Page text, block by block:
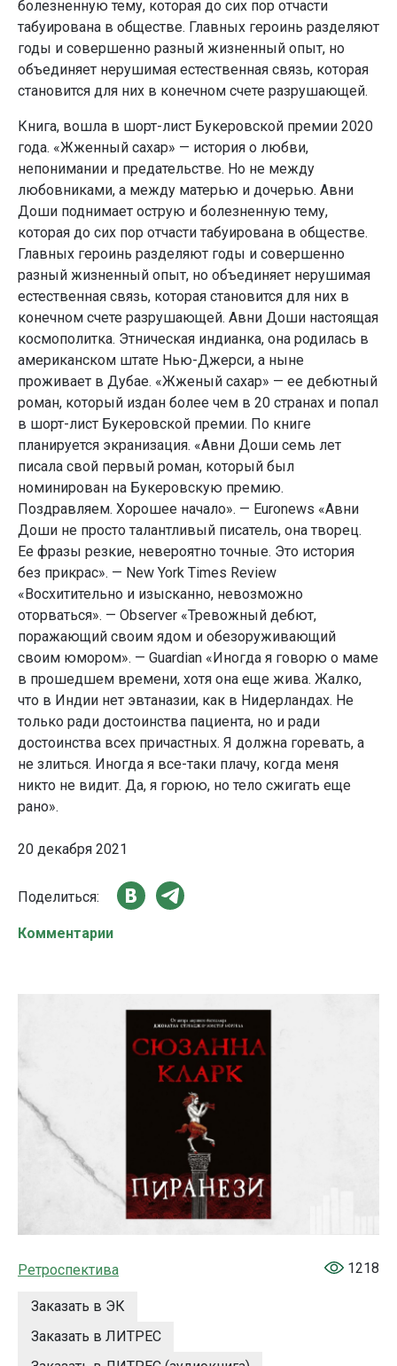
болезненную тему, которая до сих пор отчасти
табуирована в обществе. Главных героинь разделяют
годы и совершенно разный жизненный опыт, но
объединяет нерушимая естественная связь, которая
становится для них в конечном счете разрушающей.
Книга, вошла в шорт-лист Букеровской премии 2020
года. «Жженный сахар» — история о любви,
непонимании и предательстве. Но не между
любовниками, а между матерью и дочерью. Авни
Доши поднимает острую и болезненную тему,
которая до сих пор отчасти табуирована в обществе.
Главных героинь разделяют годы и совершенно
разный жизненный опыт, но объединяет нерушимая
естественная связь, которая становится для них в
конечном счете разрушающей. Авни Доши настоящая
космополитка. Этническая индианка, она родилась в
американском штате Нью-Джерси, а ныне
проживает в Дубае. «Жженый сахар» — ее дебютный
роман, который издан более чем в 20 странах и попал
в шорт-лист Букеровской премии. По книге
планируется экранизация. «Авни Доши семь лет
писала свой первый роман, который был
номинирован на Букеровскую премию.
Поздравляем. Хорошее начало». — Euronews «Авни
Доши не просто талантливый писатель, она творец.
Ее фразы резкие, невероятно точные. Это история
без прикрас». — New York Times Review
«Восхитительно и изысканно, невозможно
оторваться». — Observer «Тревожный дебют,
поражающий своим ядом и обезоруживающий
своим юмором». — Guardian «Иногда я говорю о маме
в прошедшем времени, хотя она еще жива. Жалко,
что в Индии нет эвтаназии, как в Нидерландах. Не
только ради достоинства пациента, но и ради
достоинства всех причастных. Я должна горевать, а
не злиться. Иногда я все-таки плачу, когда меня
никто не видит. Да, я горюю, но тело сжигать еще
рано».
20 декабря 2021
Поделиться:
Комментарии
Ретроспектива
Заказать в ЭК
Заказать в ЛИТРЕС
1218